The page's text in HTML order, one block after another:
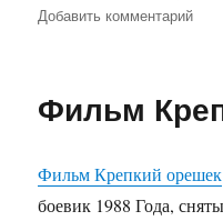
Добавить комментарий
Уик
Фильм
Фильм Крепкий орешек
боевик 1988 Года,